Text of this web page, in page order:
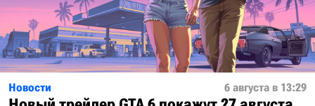
Новости 6 августа в 13:29